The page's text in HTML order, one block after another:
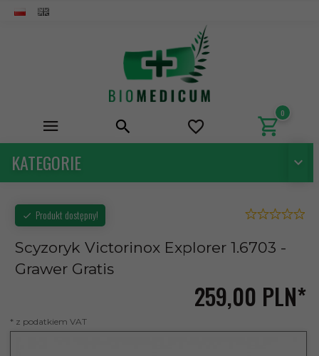
0
KATEGORIE
Produkt dostępny!
Scyzoryk Victorinox Explorer 1.6703 -
Grawer Gratis
259,00 PLN*
* z podatkiem VAT